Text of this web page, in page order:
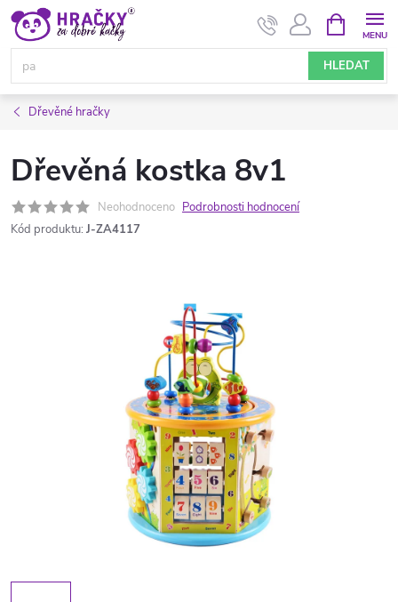
Přejít
obsah
HLEDAT
NÁKUPNÍ
KOŠÍK
Dřevěné hračky
Dřevěná kostka 8v1
Neohodnoceno Podrobnosti hodnocení
Kód produktu: J-ZA4117